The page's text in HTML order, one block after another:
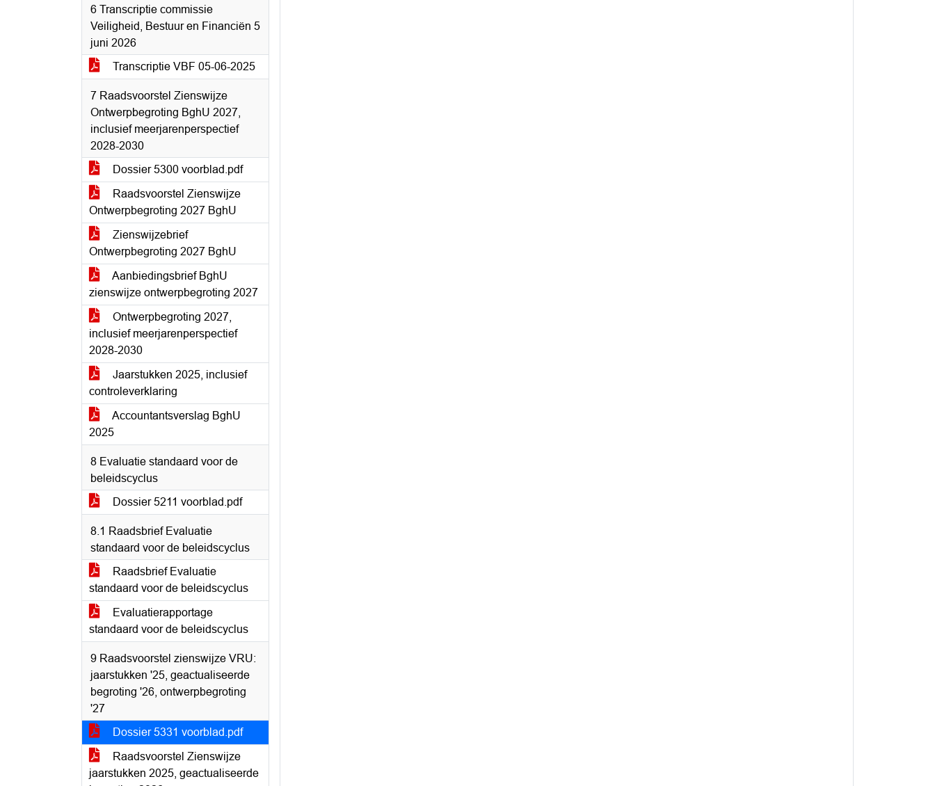
6 Transcriptie commissie
Veiligheid, Bestuur en Financiën 5
juni 2026
Transcriptie VBF 05-06-2025
7 Raadsvoorstel Zienswijze
Ontwerpbegroting BghU 2027,
inclusief meerjarenperspectief
2028-2030
Dossier 5300 voorblad.pdf
Raadsvoorstel Zienswijze
Ontwerpbegroting 2027 BghU
Zienswijzebrief
Ontwerpbegroting 2027 BghU
Aanbiedingsbrief BghU
zienswijze ontwerpbegroting 2027
Ontwerpbegroting 2027,
inclusief meerjarenperspectief
2028-2030
Jaarstukken 2025, inclusief
controleverklaring
Accountantsverslag BghU
2025
8 Evaluatie standaard voor de
beleidscyclus
Dossier 5211 voorblad.pdf
8.1 Raadsbrief Evaluatie
standaard voor de beleidscyclus
Raadsbrief Evaluatie
standaard voor de beleidscyclus
Evaluatierapportage
standaard voor de beleidscyclus
9 Raadsvoorstel zienswijze VRU:
jaarstukken '25, geactualiseerde
begroting '26, ontwerpbegroting
'27
Dossier 5331 voorblad.pdf
Raadsvoorstel Zienswijze
jaarstukken 2025, geactualiseerde